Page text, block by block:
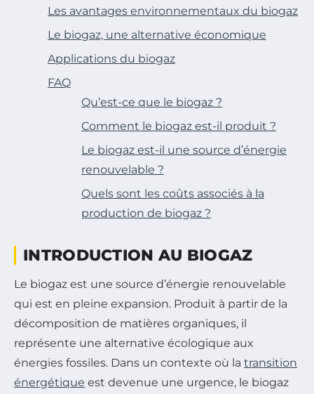
Les avantages environnementaux du biogaz
Le biogaz, une alternative économique
Applications du biogaz
FAQ
Qu’est-ce que le biogaz ?
Comment le biogaz est-il produit ?
Le biogaz est-il une source d’énergie
renouvelable ?
Quels sont les coûts associés à la
production de biogaz ?
INTRODUCTION AU BIOGAZ
Le biogaz est une source d’énergie renouvelable
qui est en pleine expansion. Produit à partir de la
décomposition de matières organiques, il
représente une alternative écologique aux
énergies fossiles. Dans un contexte où la transition
énergétique est devenue une urgence, le biogaz